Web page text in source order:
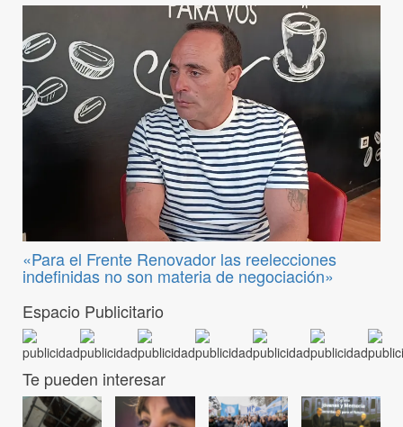
«Para el Frente Renovador las reelecciones
indefinidas no son materia de negociación»
Espacio Publicitario
Te pueden interesar